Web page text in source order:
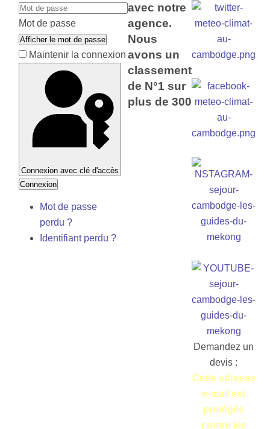
Mot de passe
Afficher le mot de passe
Maintenir la connexion
Connexion avec clé d'accès
Connexion
Mot de passe
perdu ?
Identifiant perdu ?
avec notre
agence.
Nous
avons un
classement
de N°1 sur
plus de 300
Demandez un
devis :
Cette adresse
e-mail est
protégée
contre les